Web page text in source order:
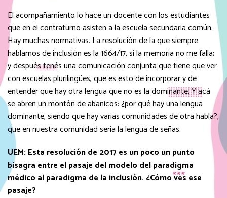
El acompañamiento lo hace un docente con los estudiantes
que en el contraturno asisten a la escuela secundaria común.
Hay muchas normativas. La resolución de la que siempre
hablamos de inclusión es la 1664/17, si la memoria no me falla;
y después tenés una comunicación conjunta que tiene que ver
con escuelas plurilingües, que es esto de incorporar y de
entender que hay otra lengua que no es la dominante. Y acá
se abren un montón de abanicos: ¿por qué hay una lengua
dominante, siendo que hay varias comunidades de otra habla?,
que en nuestra comunidad sería la lengua de señas.
UEM: Esta resolución de 2017 es un poco un punto
bisagra entre el pasaje del modelo del paradigma
médico al paradigma de la inclusión. ¿Cómo ves ese
pasaje?